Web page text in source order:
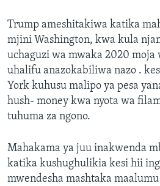
Trump ameshitakiwa katika
mjini Washington, kwa kula
uchaguzi wa mwaka 2020 moja
uhalifu anazokabiliwa nazo .
York kuhusu malipo ya pesa
hush- money kwa nyota wa
tuhuma za ngono.
Mahakama ya juu inakwenda
katika kushughulikia kesi hii
mwendesha mashtaka